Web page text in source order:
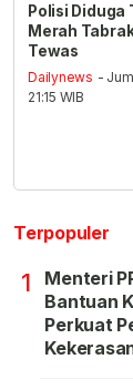
Polisi Diduga
Merah
Tewas
Dailynews -
21:15 WIB
Terpopuler
1
Menteri
Bantuan
Perkuat